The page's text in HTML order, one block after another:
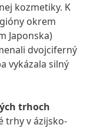
kozmetiky. K
okrem
Japonska)
dvojciferný
vykázala silný
trhoch
trhy v ázijsko-